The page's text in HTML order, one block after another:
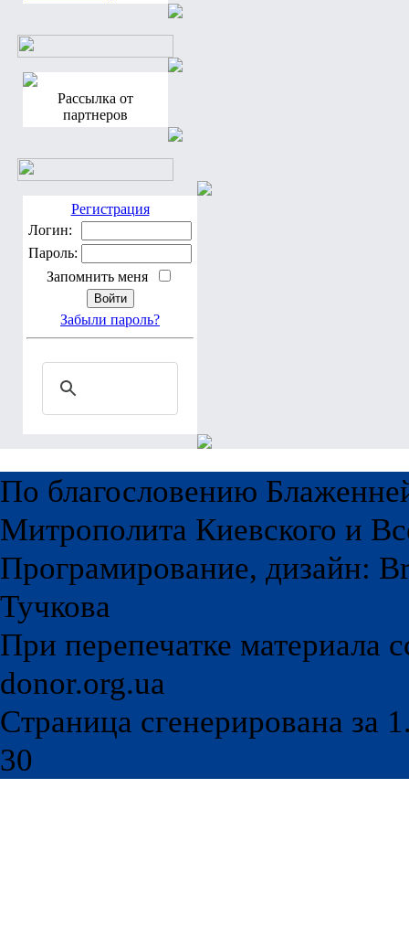
Рассылка от
партнеров
Регистрация
Логин:
Пароль:
Запомнить меня
Забыли пароль?
По благословению
Митрополита Киевского и
Програмирование, дизайн:
Тучкова
При перепечатке материала
donor.org.ua
Страница сгенерирована за
30